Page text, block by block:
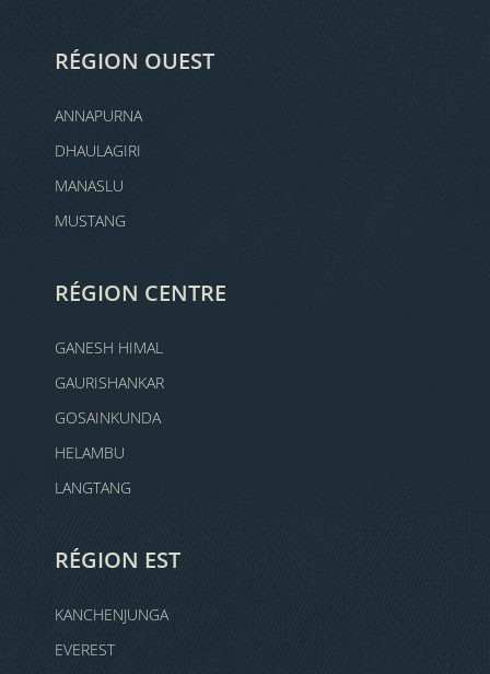
RÉGION OUEST
ANNAPURNA
DHAULAGIRI
MANASLU
MUSTANG
RÉGION CENTRE
GANESH HIMAL
GAURISHANKAR
GOSAINKUNDA
HELAMBU
LANGTANG
RÉGION EST
KANCHENJUNGA
EVEREST